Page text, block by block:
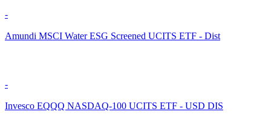
-
Amundi MSCI Water ESG Screened UCITS ETF - Dist
-
Invesco EQQQ NASDAQ-100 UCITS ETF - USD DIS